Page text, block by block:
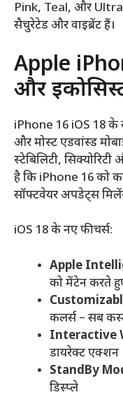
Pink, Teal, और
सैचुरेटेड और वाइब्रेंट हैं।
Apple
और
iPhone 16 iOS 18 के
और मोस्ट एडवांस्ड
स्टेबिलिटी, सिक्योरिटी
है कि iPhone 16 को
सॉफ्टवेयर अपडेट्स
iOS 18 के नए फीचर्स:
Apple
को मेंटेन करते हुए
कलर्स – सब
Interactive
डायरेक्ट एक्शन
StandBy
डिस्प्ले